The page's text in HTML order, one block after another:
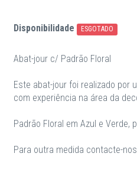
Disponibilidade ESGOTADO
Abat-jour c/ Padrão Floral
Este abat-jour foi realizado por
com experiência na área da
Padrão Floral em Azul e
Para outra medida contacte-